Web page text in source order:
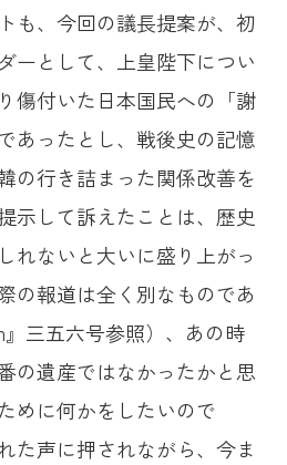
も、今回の議長提案が、初
ーとして、上皇陛下につい
傷付いた日本国民への「謝
あったとし、戦後史の記憶
の行き詰まった関係改善を
示して訴えたことは、歴史
れないと大いに盛り上がっ
の報道は全く別なものであ
』三五六号参照）、あの時
の遺産ではなかったかと思
めに何かをしたいので
た声に押されながら、今ま